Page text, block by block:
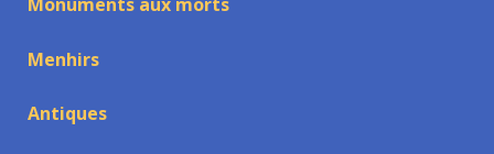
Menhirs
Antiques